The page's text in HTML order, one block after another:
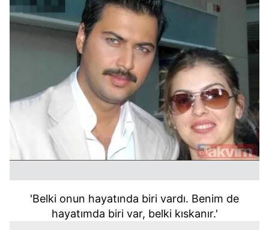
'Belki onun hayatında biri vardı. Benim de
hayatımda biri var, belki kıskanır.'